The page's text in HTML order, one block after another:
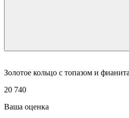
Золотое кольцо с топазом и
20 740
Ваша оценка